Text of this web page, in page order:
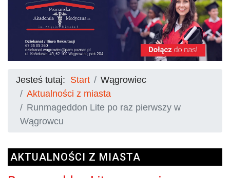
Jesteś tutaj: Start
Wągrowiec
Aktualności z miasta
Runmageddon Lite po raz pierwszy w
Wągrowcu
AKTUALNOŚCI Z MIASTA